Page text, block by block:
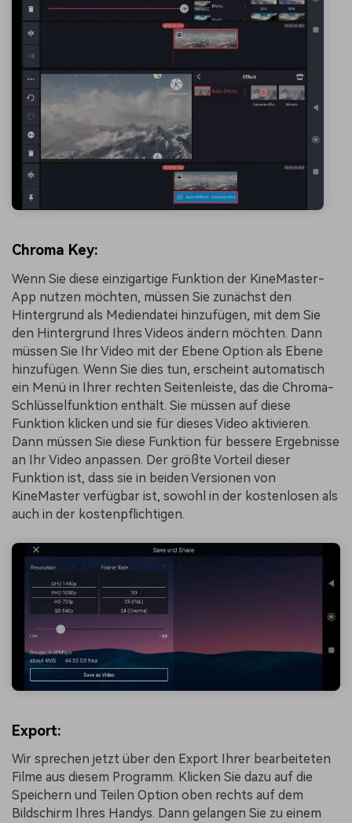
Chroma Key:
Wenn Sie diese einzigartige Funktion der KineMaster-
App nutzen möchten, müssen Sie zunächst den
Hintergrund als Mediendatei hinzufügen, mit dem Sie
den Hintergrund Ihres Videos ändern möchten. Dann
müssen Sie Ihr Video mit der Ebene Option als Ebene
hinzufügen. Wenn Sie dies tun, erscheint automatisch
ein Menü in Ihrer rechten Seitenleiste, das die Chroma-
Schlüsselfunktion enthält. Sie müssen auf diese
Funktion klicken und sie für dieses Video aktivieren.
Dann müssen Sie diese Funktion für bessere Ergebnisse
an Ihr Video anpassen. Der größte Vorteil dieser
Funktion ist, dass sie in beiden Versionen von
KineMaster verfügbar ist, sowohl in der kostenlosen als
auch in der kostenpflichtigen.
Export:
Wir sprechen jetzt über den Export Ihrer bearbeiteten
Filme aus diesem Programm. Klicken Sie dazu auf die
Speichern und Teilen Option oben rechts auf dem
Bildschirm Ihres Handys. Dann gelangen Sie zu einem